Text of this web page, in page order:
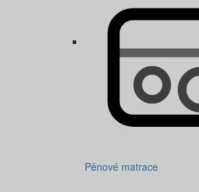
Pěnové matrace